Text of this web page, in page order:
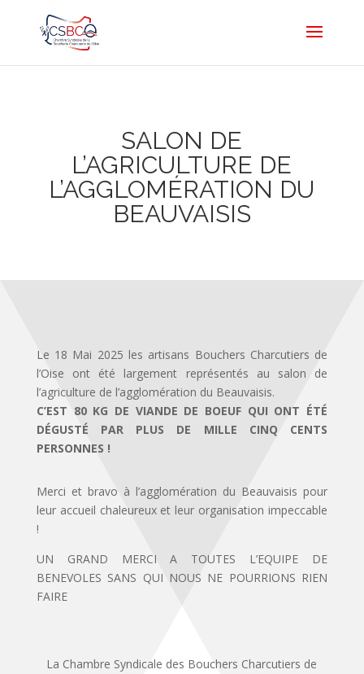
SALON DE
L’AGRICULTURE DE
L’AGGLOMÉRATION DU
BEAUVAISIS
Le 18 Mai 2025 les artisans Bouchers Charcutiers de
l’Oise ont été largement représentés au salon de
l’agriculture de l’agglomération du Beauvaisis.
C’EST 80 KG DE VIANDE DE BOEUF QUI ONT ÉTÉ
DÉGUSTÉ PAR PLUS DE MILLE CINQ CENTS
PERSONNES !
Merci et bravo à l’agglomération du Beauvaisis pour
leur accueil chaleureux et leur organisation impeccable
!
UN GRAND MERCI A TOUTES L’EQUIPE DE
BENEVOLES SANS QUI NOUS NE POURRIONS RIEN
FAIRE
La Chambre Syndicale des Bouchers Charcutiers de